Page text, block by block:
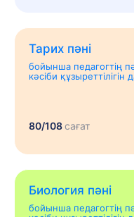
Тарих пәні
бойынша педагогтің
кәсіби құзыреттілігін
80/108сағат
Биология пәні
бойынша педагогтің